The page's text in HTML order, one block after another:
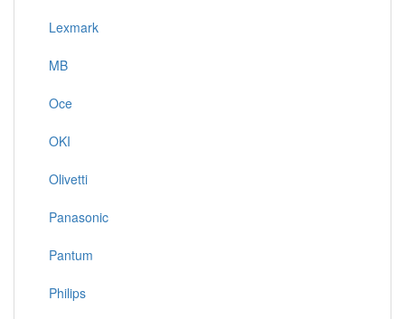
Lexmark
MB
Oce
OKI
Olivetti
Panasonic
Pantum
Philips